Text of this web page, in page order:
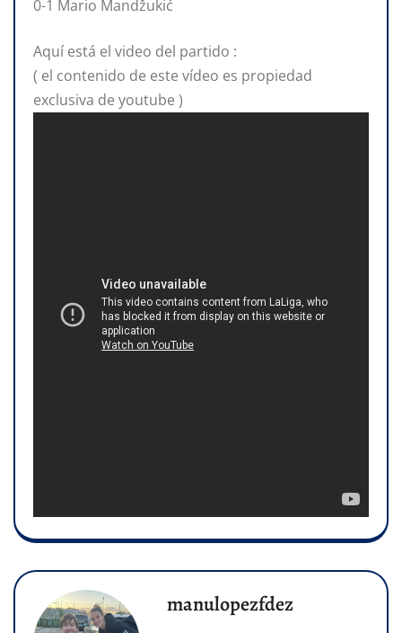
0-1 Mario Mandžukić
Aquí está el video del partido :
( el contenido de este vídeo es propiedad
exclusiva de youtube )
manulopezfdez